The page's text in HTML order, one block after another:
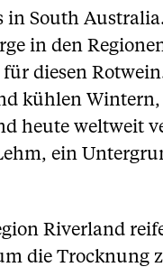
in South
in den
diesen
kühlen
heute weltweit
ein
Riverland
die Trocknung